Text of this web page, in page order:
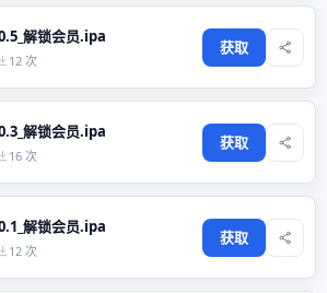
解锁会员.ipa
12 次
获取
解锁会员.ipa
16 次
获取
解锁会员.ipa
12 次
获取